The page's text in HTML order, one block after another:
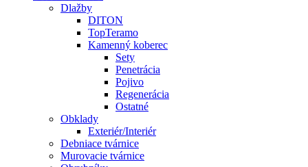
Dlažby
DITON
TopTeramo
Kamenný koberec
Sety
Penetrácia
Pojivo
Regenerácia
Ostatné
Obklady
Exteriér/Interiér
Debniace tvárnice
Murovacie tvárnice